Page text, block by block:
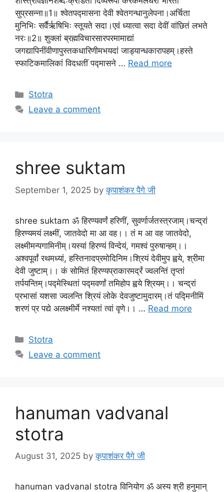
सुप्रसन्ना॥1॥ श्वेतपद्मासना देवी श्वेतगन्धानुलेपना।अर्चिता
मुनिभिः सर्वैर्ऋषिभिः स्तूयते सदा।एवं ध्यात्वा सदा देवीं वांछितं लभते
नरः॥2॥ शुक्लां ब्रह्मविचारसारपरमामाद्यां
जगद्यापिनींवीणापुस्तकधारिणीमभयदां जाड्यान्धकारापहम्‌।हस्ते
स्फाटिकमालिकां विदधतीं पद्मासने … Read more
Stotra
Leave a comment
shree suktam
September 1, 2025 byकृपाशंकर पैगे जी
shree suktam ॐ हिरण्यवर्णं हरिणीं, सुवर्णार्जतस्त्रजाम्।चन्द्रां
हिरण्यमयं लक्ष्मीं, जातवेदो मा आ वह।। तं म आ वह जातवेदो,
लक्ष्मीमन्पगामिनीम्।यस्यां हिरण्यं विन्देयं, गमश्वं पुरुषान्हम्।।
अश्वपूर्वां रथमध्यां, हस्तिनादप्रमोदिनिम।श्रियं देवीमुप ह्वये, श्रीमा
देवी जुष्टाम्।। कं सोमितं हिरण्यप्राकारमर्द्रं ज्वलन्तिं तृप्तां
तर्पयन्तिम्।पद्मेस्थितां पद्मवर्णां तमिहोप ह्वये श्रियम्।। चन्द्रां
प्रभासां यशसा ज्वलन्ति श्रियं लोके देवजुष्टामुदारम्।तं पद्मिनीमिं
शरणं प्र पद्ये अलक्ष्मीर्मे नश्यतां त्वां वृणे।। … Read more
Stotra
Leave a comment
hanuman vadvanal
stotra
August 31, 2025 byकृपाशंकर पैगे जी
hanuman vadvanal stotra विनियोग ॐ अस्य श्री हनुमान्